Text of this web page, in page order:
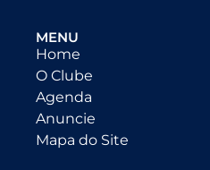
MENU
Home
O Clube
Agenda
Anuncie
Mapa do Site